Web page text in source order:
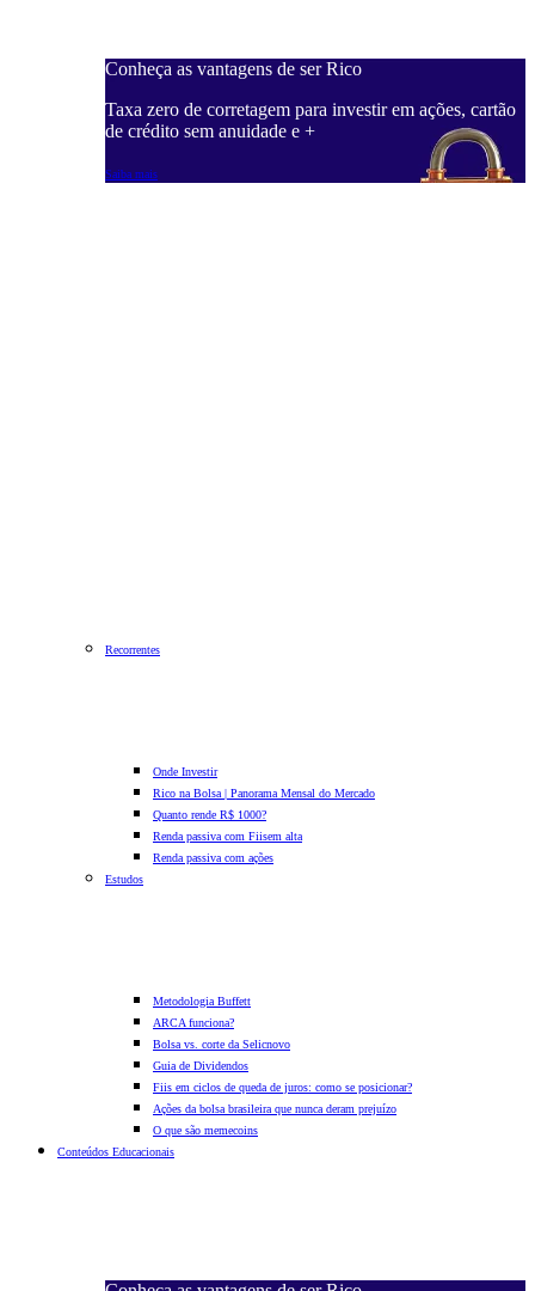
Conheça as vantagens de ser Rico
Taxa zero de corretagem para investir em ações, cartão
de crédito sem anuidade e +
Saiba mais
Recorrentes
Onde Investir
Rico na Bolsa | Panorama Mensal do Mercado
Quanto rende R$ 1000?
Renda passiva com Fiisem alta
Renda passiva com ações
Estudos
Metodologia Buffett
ARCA funciona?
Bolsa vs. corte da Selicnovo
Guia de Dividendos
Fiis em ciclos de queda de juros: como se posicionar?
Ações da bolsa brasileira que nunca deram prejuízo
O que são memecoins
Conteúdos Educacionais